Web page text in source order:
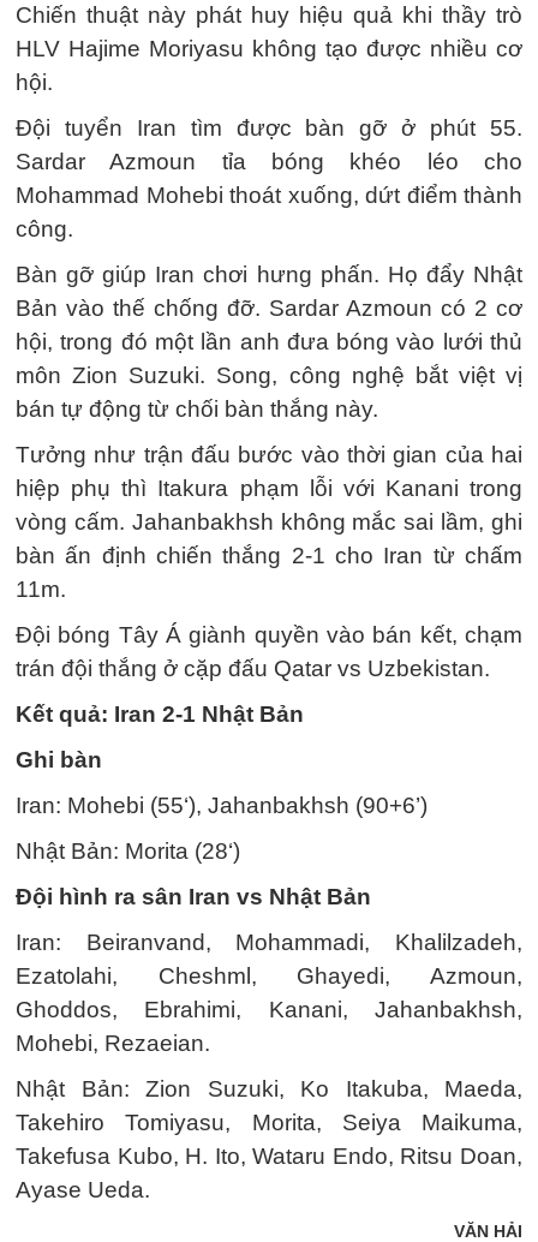
Chiến thuật này phát huy hiệu quả khi thầy trò
HLV Hajime Moriyasu không tạo được nhiều cơ
hội.
Đội tuyển Iran tìm được bàn gỡ ở phút 55.
Sardar Azmoun tỉa bóng khéo léo cho
Mohammad Mohebi thoát xuống, dứt điểm thành
công.
Bàn gỡ giúp Iran chơi hưng phấn. Họ đẩy Nhật
Bản vào thế chống đỡ. Sardar Azmoun có 2 cơ
hội, trong đó một lần anh đưa bóng vào lưới thủ
môn Zion Suzuki. Song, công nghệ bắt việt vị
bán tự động từ chối bàn thắng này.
Tưởng như trận đấu bước vào thời gian của hai
hiệp phụ thì Itakura phạm lỗi với Kanani trong
vòng cấm. Jahanbakhsh không mắc sai lầm, ghi
bàn ấn định chiến thắng 2-1 cho Iran từ chấm
11m.
Đội bóng Tây Á giành quyền vào bán kết, chạm
trán đội thắng ở cặp đấu Qatar vs Uzbekistan.
Kết quả: Iran 2-1 Nhật Bản
Ghi bàn
Iran: Mohebi (55‘), Jahanbakhsh (90+6’)
Nhật Bản: Morita (28‘)
Đội hình ra sân Iran vs Nhật Bản
Iran: Beiranvand, Mohammadi, Khalilzadeh,
Ezatolahi, Cheshml, Ghayedi, Azmoun,
Ghoddos, Ebrahimi, Kanani, Jahanbakhsh,
Mohebi, Rezaeian.
Nhật Bản: Zion Suzuki, Ko Itakuba, Maeda,
Takehiro Tomiyasu, Morita, Seiya Maikuma,
Takefusa Kubo, H. Ito, Wataru Endo, Ritsu Doan,
Ayase Ueda.
VĂN HẢI